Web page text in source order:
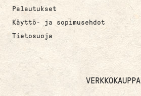
Palautukset
Käyttö- ja sopimusehdot
Tietosuoja
VERKKOKAUPPA